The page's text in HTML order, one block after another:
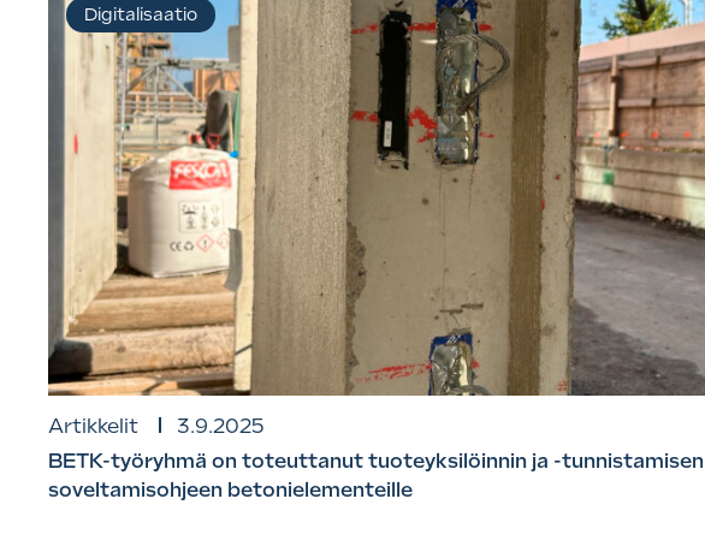
Artikkelit
3.9.2025
BETK-työryhmä on toteuttanut tuoteyksilöinnin ja -tunnistamisen
soveltamisohjeen betonielementeille
Digitalisaatio